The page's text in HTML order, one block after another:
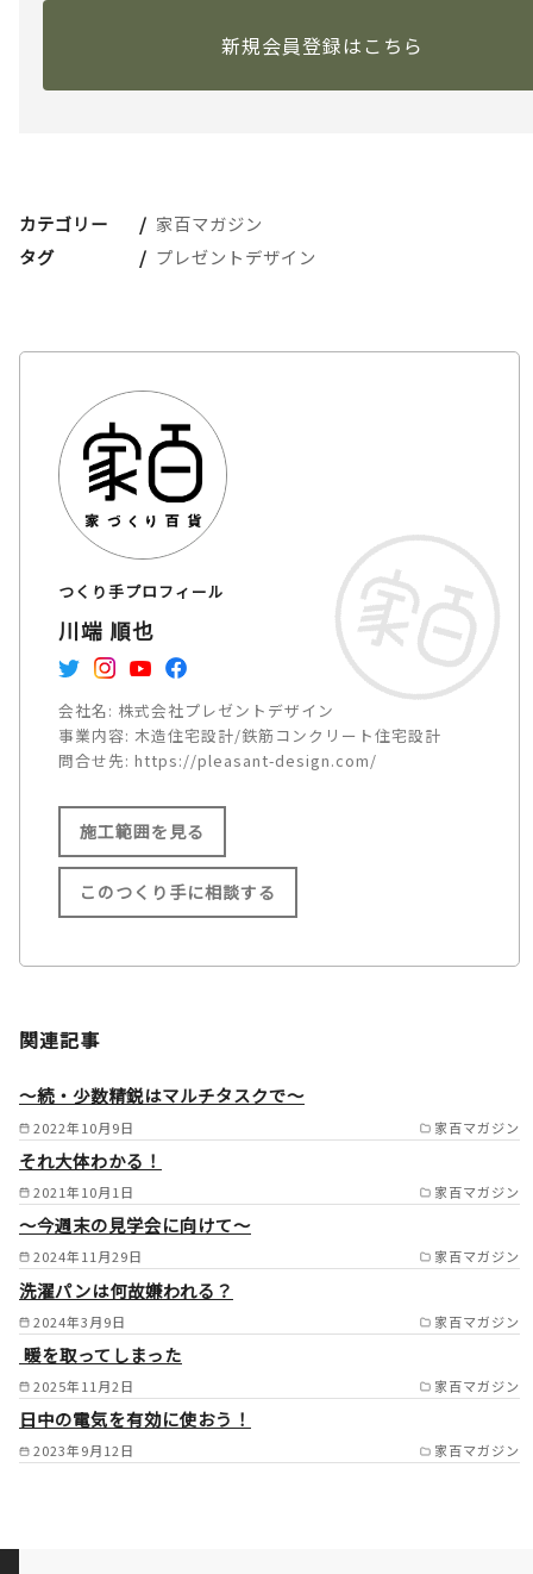
新規会員登録はこちら
カテゴリー
家百マガジン
タグ
プレゼントデザイン
つくり手プロフィール
川端 順也
会社名: 株式会社プレゼントデザイン
事業内容: 木造住宅設計/鉄筋コンクリート住宅設計
問合せ先: https://pleasant-design.com/
施工範囲を見る
施工範囲
により応相談） /
このつくり手に相談する
関連記事
2022年10月9日 家百マガジン
～続・少数精鋭はマルチタスクで～
2021年10月1日 家百マガジン
それ大体わかる！
2024年11月29日 家百マガジン
～今週末の見学会に向けて～
2024年3月9日 家百マガジン
洗濯パンは何故嫌われる？
2025年11月2日 家百マガジン
暖を取ってしまった
2023年9月12日 家百マガジン
日中の電気を有効に使おう！